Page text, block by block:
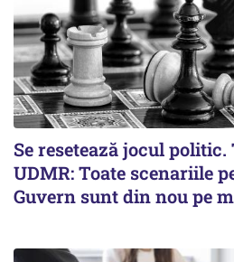
Se resetează jocul
UDMR: Toate scenariile
Guvern sunt din nou pe